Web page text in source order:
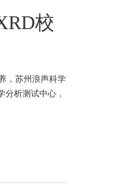
校
，苏州浪声科学
析测试中心，